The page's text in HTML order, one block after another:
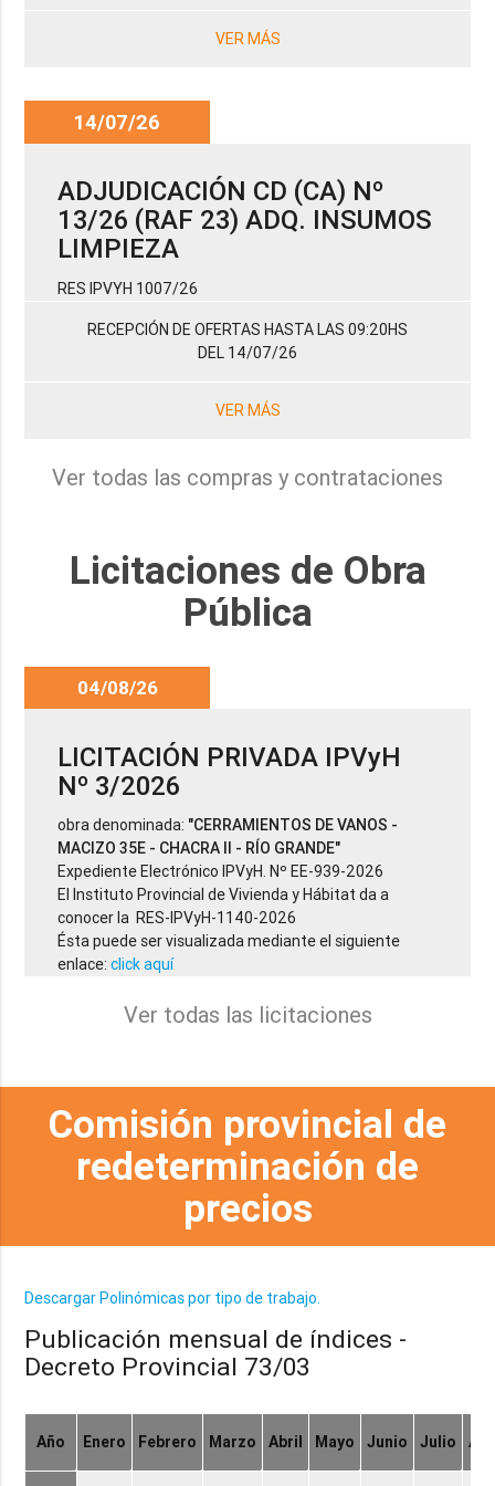
VER MÁS
14/07/26
ADJUDICACIÓN CD (CA) Nº
13/26 (RAF 23) ADQ. INSUMOS
LIMPIEZA
RES IPVYH 1007/26
RECEPCIÓN DE OFERTAS HASTA LAS 09:20HS
DEL 14/07/26
VER MÁS
Ver todas las compras y contrataciones
Licitaciones de Obra
Pública
04/08/26
LICITACIÓN PRIVADA IPVyH
Nº 3/2026
obra denominada: "CERRAMIENTOS DE VANOS -
MACIZO 35E - CHACRA II - RÍO GRANDE"
Expediente Electrónico IPVyH. Nº EE-939-2026
El Instituto Provincial de Vivienda y Hábitat da a
conocer la RES-IPVyH-1140-2026
Ésta puede ser visualizada mediante el siguiente
enlace:click aquí
Ver todas las licitaciones
Comisión provincial de
redeterminación de
precios
Descargar Polinómicas por tipo de trabajo.
Publicación mensual de índices -
Decreto Provincial 73/03
Año Enero Febrero Marzo Abril Mayo Junio Julio